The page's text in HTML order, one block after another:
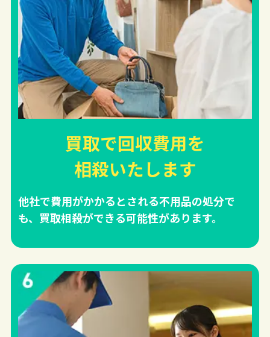
買取で回収費用を
相殺いたします
他社で費用がかかるとされる不用品の処分で
も、買取相殺ができる可能性があります。